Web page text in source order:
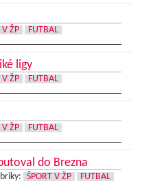
V ŽP FUTBAL
ligy
V ŽP FUTBAL
V ŽP FUTBAL
do Brezna
ŠPORT V ŽP FUTBAL